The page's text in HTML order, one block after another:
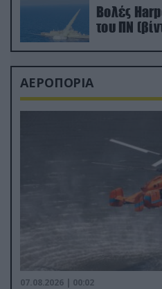
Βολές
του ΠΝ
ΑΕΡΟΠΟΡΙΑ
07.08.2026 | 00:02